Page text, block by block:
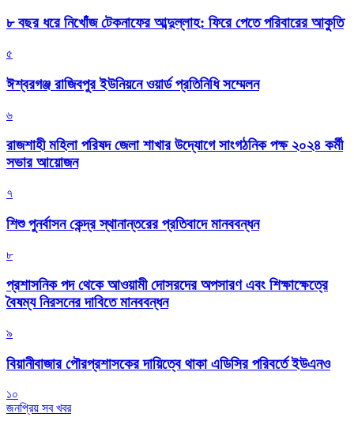
৮ বছর ধরে নিখোঁজ টেকনাফের আব্দুল্লাহ: ফিরে পেতে পরিবারের আকুতি
৫
ঈশ্বরগঞ্জ রাজিবপুর ইউনিয়নে ওয়ার্ড প্রতিনিধি সম্মেলন
৬
রাজশাহী মহিলা পরিষদ জেলা শাখার উদ্যোগে সাংগঠনিক পক্ষ ২০২৪ কর্মী
সভার আয়োজন
৭
শিশু পুনর্বাসন কেন্দ্র স্থানান্তরের প্রতিবাদে মানববন্ধন
৮
প্রশাসনিক পদ থেকে আওয়ামী দোসরদের অপসারণ এবং শিক্ষাক্ষেত্রে
বৈষম্য নিরসনের দাবিতে মানববন্ধন
৯
বিয়ানীবাজার পৌরপ্রশাসকের দায়িত্বে থাকা এডিসির পরিবর্তে ইউএনও
১০
জনপ্রিয় সব খবর